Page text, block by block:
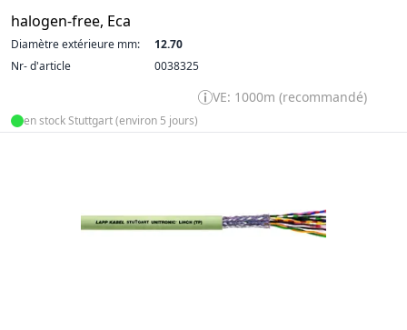
halogen-free, Eca
Diamètre extérieure mm:
12.70
Nr- d'article
0038325
VE: 1000m (recommandé)
en stock Stuttgart (environ 5 jours)